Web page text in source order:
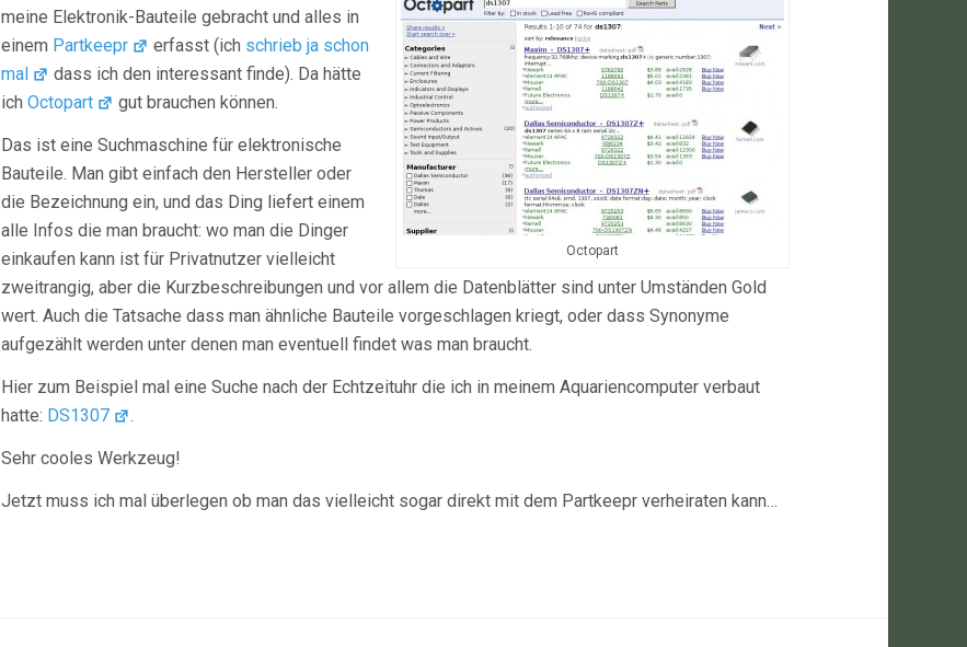
Octopart
meine Elektronik-Bauteile gebracht und alles in
einem Partkeepr erfasst (ich schrieb ja schon
mal
dass ich den interessant finde). Da hätte
ich Octopart gut brauchen können.
Das ist eine Suchmaschine für elektronische
Bauteile. Man gibt einfach den Hersteller oder
die Bezeichnung ein, und das Ding liefert einem
alle Infos die man braucht: wo man die Dinger
einkaufen kann ist für Privatnutzer vielleicht
zweitrangig, aber die Kurzbeschreibungen und vor allem die Datenblätter sind unter Umständen Gold
wert. Auch die Tatsache dass man ähnliche Bauteile vorgeschlagen kriegt, oder dass Synonyme
aufgezählt werden unter denen man eventuell findet was man braucht.
Hier zum Beispiel mal eine Suche nach der Echtzeituhr die ich in meinem Aquariencomputer verbaut
hatte: DS1307 .
Sehr cooles Werkzeug!
Jetzt muss ich mal überlegen ob man das vielleicht sogar direkt mit dem Partkeepr verheiraten kann…